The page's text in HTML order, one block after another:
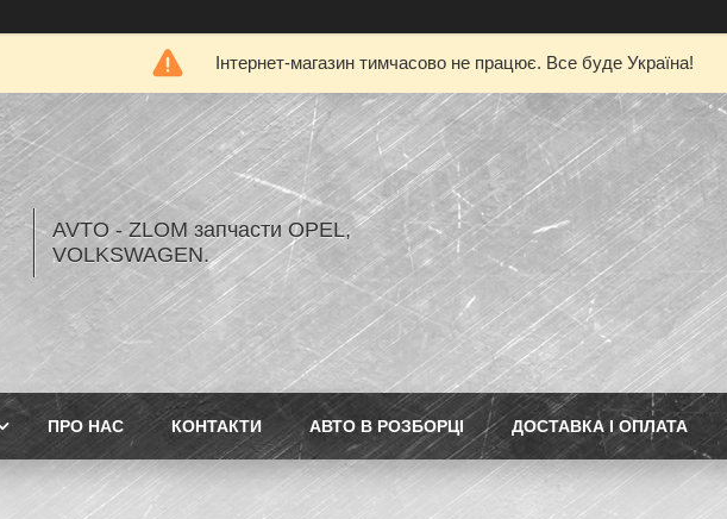
Інтернет-магазин тимчасово не працює. Все буде Україна!
AVTO - ZLOM запчасти OPEL,
VOLKSWAGEN.
ПРО НАС КОНТАКТИ АВТО В РОЗБОРЦІ ДОСТАВКА І ОПЛАТА